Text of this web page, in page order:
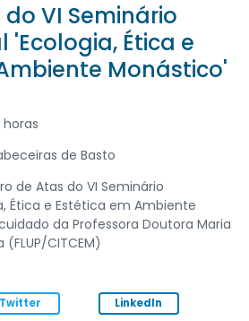
VI Seminário
Ética e
Monástico'
horas
de Basto
de Atas do VI Seminário
Ética e Estética em Ambiente
da Professora Doutora Maria
CITCEM)
Twitter LinkedIn